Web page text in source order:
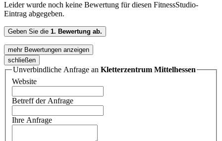
Leider wurde noch keine Bewertung für diesen FitnessStudio-
Eintrag abgegeben.
Geben Sie die 1. Bewertung ab.
mehr Bewertungen anzeigen
schließen
Unverbindliche Anfrage an Kletterzentrum Mittelhessen
Website
Betreff der Anfrage
Ihre Anfrage